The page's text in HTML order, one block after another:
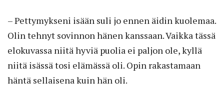
– Pettymykseni isään suli jo ennen äidin kuolemaa.
Olin tehnyt sovinnon hänen kanssaan. Vaikka tässä
elokuvassa niitä hyviä puolia ei paljon ole, kyllä
niitä isässä tosi elämässä oli. Opin rakastamaan
häntä sellaisena kuin hän oli.